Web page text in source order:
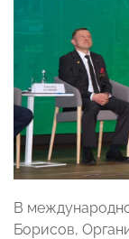
В
Борисов,